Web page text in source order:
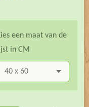
een maat van de
in CM